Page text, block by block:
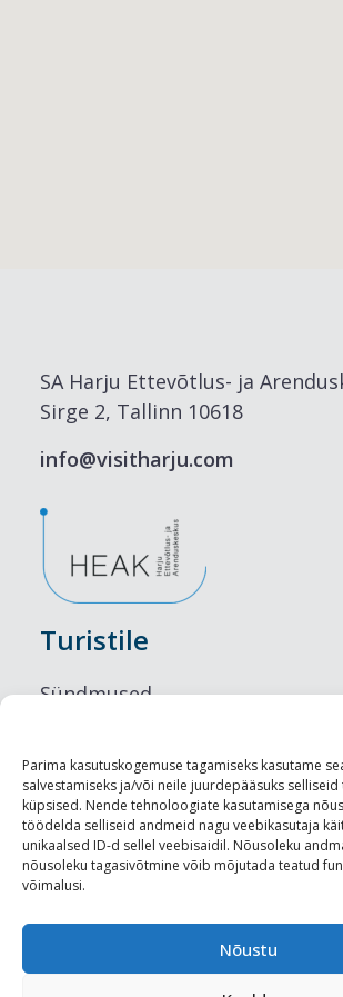
Parima kasutuskogemuse tagamiseks kasutame
salvestamiseks ja/või neile juurdepääsuks
küpsised. Nende tehnoloogiate kasutamisega
töödelda selliseid andmeid nagu veebikasutaja
unikaalsed ID-d sellel veebisaidil. Nõusoleku
nõusoleku tagasivõtmine võib mõjutada teatud
võimalusi.
Nõustu
SA Harju Ettevõtlus- ja
Sirge 2, Tallinn 10618
info@visitharju.com
Turistile
Sündmused
Maitseelamused
Vaatamisväärsused
Visit Tallinn
Turismiprofessionaalile